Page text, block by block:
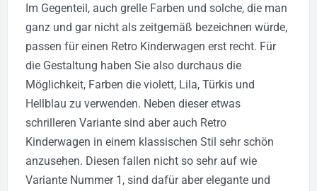
Im Gegenteil, auch grelle Farben und solche, die man
ganz und gar nicht als zeitgemäß bezeichnen würde,
passen für einen Retro Kinderwagen erst recht. Für
die Gestaltung haben Sie also durchaus die
Möglichkeit, Farben die violett, Lila, Türkis und
Hellblau zu verwenden. Neben dieser etwas
schrilleren Variante sind aber auch Retro
Kinderwagen in einem klassischen Stil sehr schön
anzusehen. Diesen fallen nicht so sehr auf wie
Variante Nummer 1, sind dafür aber elegante und